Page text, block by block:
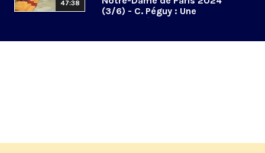
47:38
(3/6) - C. Péguy : Une
spiritualité de la communion